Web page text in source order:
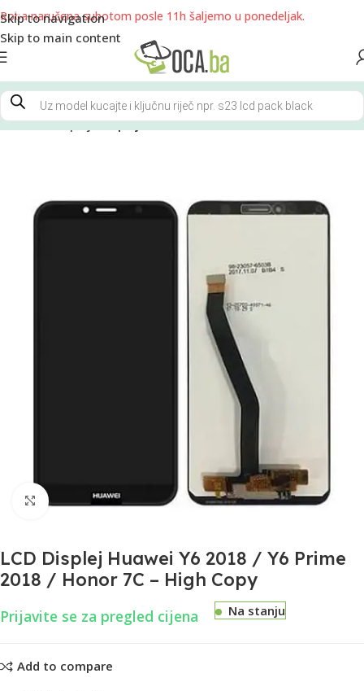
Skip to navigation
Skip to main content
Početna Displeji Displeji NOVO
Uvećaj
LCD Displej Huawei Y6 2018 / Y6 Prime
2018 / Honor 7C – High Copy
Prijavite se za pregled cijena Na stanju
Add to compare
Roba naručena subotom posle 11h šaljemo u ponedeljak.